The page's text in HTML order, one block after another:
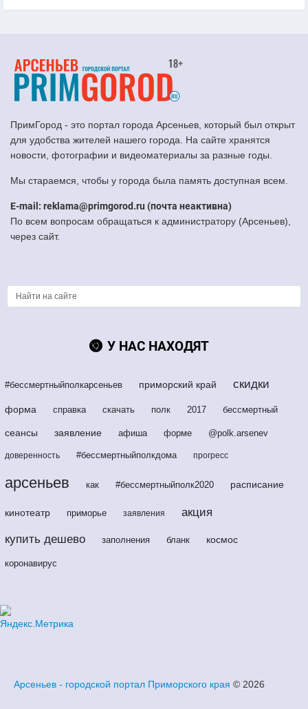
ПримГород - это портал города Арсеньев, который был открыт
для удобства жителей нашего города. На сайте хранятся
новости, фотографии и видеоматериалы за разные годы.
Мы стараемся, чтобы у города была память доступная всем.
E-mail: reklama@primgorod.ru (почта неактивна)
По всем вопросам обращаться к администратору (Арсеньев),
через сайт.
У НАС НАХОДЯТ
#бессмертныйполкарсеньев приморский край скидки
форма справка скачать полк 2017 бессмертный
сеансы заявление афиша форме @polk.arsenev
доверенность #бессмертныйполкдома прогресс
арсеньев как #бессмертныйполк2020 расписание
кинотеатр приморье заявления акция
купить дешево заполнения бланк космос
коронавирус
Арсеньев - городской портал Приморского края © 2026